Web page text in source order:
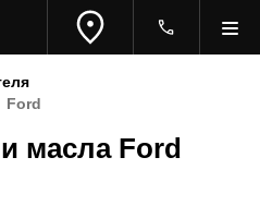
Ford
масла Ford